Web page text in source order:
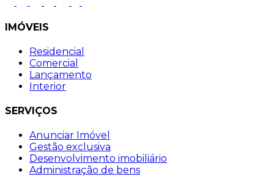
IMÓVEIS
Residencial
Comercial
Lançamento
Interior
SERVIÇOS
Anunciar Imóvel
Gestão exclusiva
Desenvolvimento imobiliário
Administração de bens